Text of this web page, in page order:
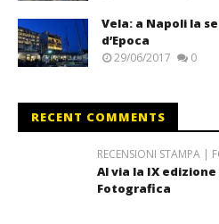
Vela: a Napoli la
d’Epoca
29/06/2017 0
RECENT COMMENTS
RECENSIONI STAMPA |
Al via la IX
Fotografica